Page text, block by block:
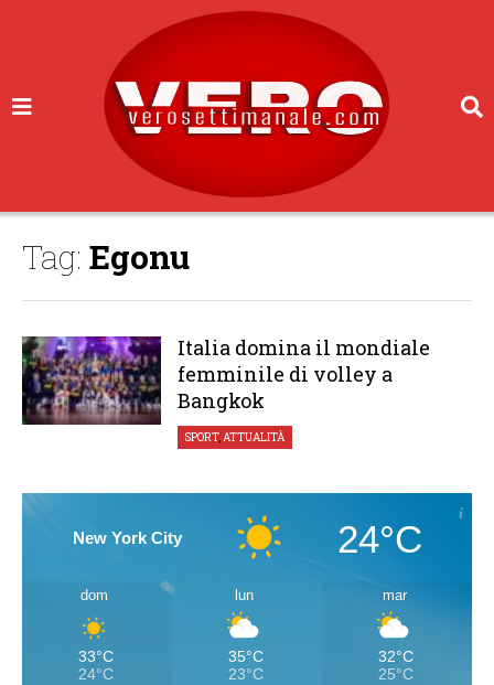
Tag: Egonu
Italia domina il mondiale
femminile di volley a
Bangkok
SPORT,ATTUALITÀ
New York City 24°C
dom
33°C
24°C
lun
35°C
23°C
mar
32°C
25°C